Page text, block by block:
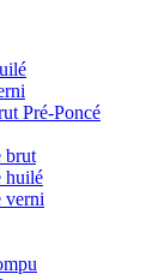
Pré-Poncé
brut
huilé
verni